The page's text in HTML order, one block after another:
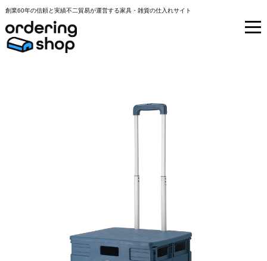
創業60年の信頼と実績不二貿易が運営する家具・雑貨の仕入れサイト